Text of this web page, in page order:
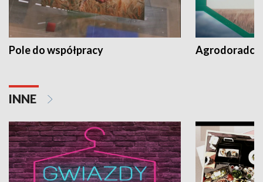
Pole do współpracy Agrodoradcy
INNE